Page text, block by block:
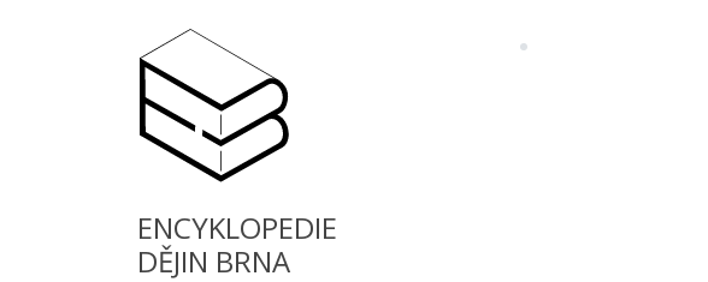
ENCYKLOPEDIE
DĚJIN BRNA